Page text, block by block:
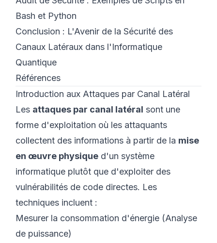
Bash et Python
Conclusion : L'Avenir de la Sécurité des
Canaux Latéraux dans l'Informatique
Quantique
Références
Introduction aux Attaques par Canal Latéral
Les attaques par canal latéral sont une
forme d'exploitation où les attaquants
collectent des informations à partir de la mise
en œuvre physique d'un système
informatique plutôt que d'exploiter des
vulnérabilités de code directes. Les
techniques incluent :
Mesurer la consommation d'énergie (Analyse
de puissance)